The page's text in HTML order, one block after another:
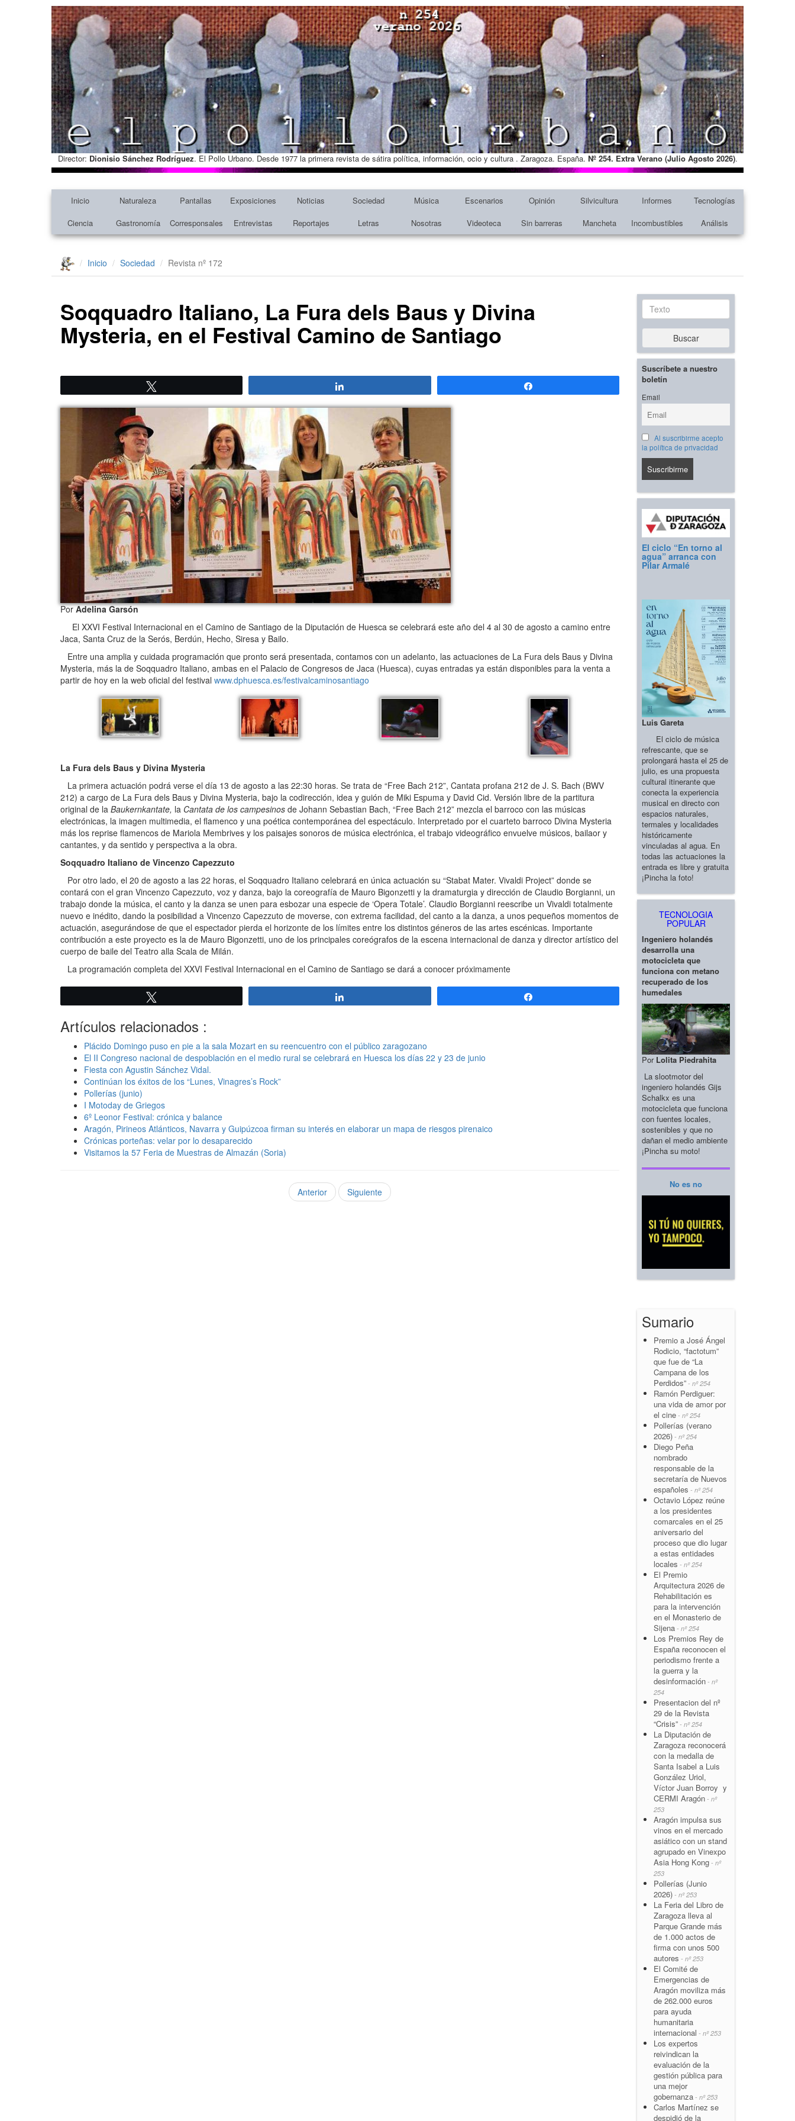
Director: Dionisio Sánchez Rodríguez. El Pollo Urbano. Desde 1977 la primera revista de sátira política, información, ocio y cultura . Zaragoza. España. Nº 254. Extra Verano (Julio Agosto 2026).
Inicio Naturaleza Pantallas Exposiciones Noticias Sociedad Música Escenarios Opinión Silvicultura Informes
Tecnologías
Ciencia
Gastronomía Corresponsales Entrevistas Reportajes Letras Nosotras Videoteca Sin barreras Mancheta Incombustibles Análisis
Inicio Sociedad Revista nº 172
Soqquadro Italiano, La Fura dels Baus y Divina
Mysteria, en el Festival Camino de Santiago
PorAdelina Garsón
El XXVI Festival Internacional en el Camino de Santiago de la Diputación de Huesca se celebrará este año del 4 al 30 de agosto a camino entre
Jaca, Santa Cruz de la Serós, Berdún, Hecho, Siresa y Bailo.
Entre una amplia y cuidada programación que pronto será presentada, contamos con un adelanto, las actuaciones de La Fura dels Baus y Divina
Mysteria, más la de Soqquadro Italiano, ambas en el Palacio de Congresos de Jaca (Huesca), cuyas entradas ya están disponibles para la venta a
partir de hoy en la web oficial del festival www.dphuesca.es/festivalcaminosantiago
La Fura dels Baus y Divina Mysteria
La primera actuación podrá verse el día 13 de agosto a las 22:30 horas. Se trata de “Free Bach 212”, Cantata profana 212 de J. S. Bach (BWV
212) a cargo de La Fura dels Baus y Divina Mysteria, bajo la codirección, idea y guión de Miki Espuma y David Cid. Versión libre de la partitura
original de la Baukernkantate, la Cantata de los campesinos de Johann Sebastian Bach, “Free Bach 212” mezcla el barroco con las músicas
electrónicas, la imagen multimedia, el flamenco y una poética contemporánea del espectáculo. Interpretado por el cuarteto barroco Divina Mysteria
más los reprise flamencos de Mariola Membrives y los paisajes sonoros de música electrónica, el trabajo videográfico envuelve músicos, bailaor y
cantantes, y da sentido y perspectiva a la obra.
Soqquadro Italiano de Vincenzo Capezzuto
Por otro lado, el 20 de agosto a las 22 horas, el Soqquadro Italiano celebrará en única actuación su “Stabat Mater. Vivaldi Project” donde se
contará con el gran Vincenzo Capezzuto, voz y danza, bajo la coreografía de Mauro Bigonzetti y la dramaturgia y dirección de Claudio Borgianni, un
trabajo donde la música, el canto y la danza se unen para esbozar una especie de ‘Opera Totale’. Claudio Borgianni reescribe un Vivaldi totalmente
nuevo e inédito, dando la posibilidad a Vincenzo Capezzuto de moverse, con extrema facilidad, del canto a la danza, a unos pequeños momentos de
actuación, asegurándose de que el espectador pierda el horizonte de los límites entre los distintos géneros de las artes escénicas. Importante
contribución a este proyecto es la de Mauro Bigonzetti, uno de los principales coreógrafos de la escena internacional de danza y director artístico del
cuerpo de baile del Teatro alla Scala de Milán.
La programación completa del XXVI Festival Internacional en el Camino de Santiago se dará a conocer próximamente
Artículos relacionados :
Plácido Domingo puso en pie a la sala Mozart en su reencuentro con el público zaragozano
El II Congreso nacional de despoblación en el medio rural se celebrará en Huesca los días 22 y 23 de junio
Fiesta con Agustin Sánchez Vidal.
Continúan los éxitos de los “Lunes, Vinagres’s Rock”
Pollerías (junio)
I Motoday de Griegos
6º Leonor Festival: crónica y balance
Aragón, Pirineos Atlánticos, Navarra y Guipúzcoa firman su interés en elaborar un mapa de riesgos pirenaico
Crónicas porteñas: velar por lo desaparecido
Visitamos la 57 Feria de Muestras de Almazán (Soria)
Anterior Siguiente
Texto
Buscar
Suscríbete a nuestro
boletín
Email
Al suscribirme acepto
la política de privacidad
El ciclo “En torno al
agua” arranca con
Pilar Armalé
Luis Gareta
El ciclo de música
refrescante, que se
prolongará hasta el 25 de
julio, es una propuesta
cultural itinerante que
conecta la experiencia
musical en directo con
espacios naturales,
termales y localidades
históricamente
vinculadas al agua. En
todas las actuaciones la
entrada es libre y gratuita
¡Pincha la foto!
TECNOLOGIA
POPULAR
Ingeniero holandés
desarrolla una
motocicleta que
funciona con metano
recuperado de los
humedales
Por Lolita Piedrahita
La slootmotor del
ingeniero holandés Gijs
Schalkx es una
motocicleta que funciona
con fuentes locales,
sostenibles y que no
dañan el medio ambiente
¡Pincha su moto!
No es no
Sumario
Premio a José Ángel
Rodicio, “factotum”
que fue de “La
Campana de los
Perdidos” - nº 254
Ramón Perdiguer:
una vida de amor por
el cine - nº 254
Pollerías (verano
2026) - nº 254
Diego Peña
nombrado
responsable de la
secretaría de Nuevos
españoles - nº 254
Octavio López reúne
a los presidentes
comarcales en el 25
aniversario del
proceso que dio lugar
a estas entidades
locales - nº 254
El Premio
Arquitectura 2026 de
Rehabilitación es
para la intervención
en el Monasterio de
Sijena - nº 254
Los Premios Rey de
España reconocen el
periodismo frente a
la guerra y la
desinformación - nº
254
Presentacion del nº
29 de la Revista
“Crisis” - nº 254
La Diputación de
Zaragoza reconocerá
con la medalla de
Santa Isabel a Luis
González Uriol,
Víctor Juan Borroy y
CERMI Aragón - nº
253
Aragón impulsa sus
vinos en el mercado
asiático con un stand
agrupado en Vinexpo
Asia Hong Kong - nº
253
Pollerías (Junio
2026) - nº 253
La Feria del Libro de
Zaragoza lleva al
Parque Grande más
de 1.000 actos de
firma con unos 500
autores - nº 253
El Comité de
Emergencias de
Aragón moviliza más
de 262.000 euros
para ayuda
humanitaria
internacional - nº 253
Los expertos
reivindican la
evaluación de la
gestión pública para
una mejor
gobernanza - nº 253
Carlos Martínez se
despidió de la